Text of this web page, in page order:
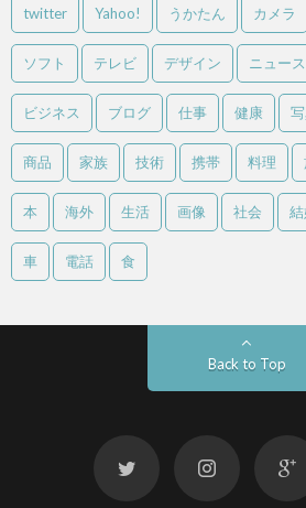
twitter Yahoo! うかたん カメラ
ソフト テレビ デザイン ニュース
ビジネス ブログ 仕事 健康
商品 家族 技術 携帯 料理
本 海外 生活 画像 社会
車 電話 食
Back to Top